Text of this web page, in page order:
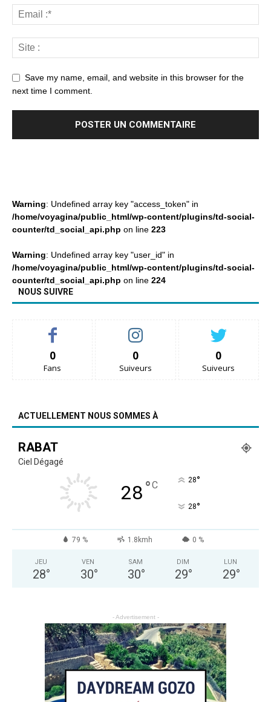
Save my name, email, and website in this browser for the
next time I comment.
Warning: Undefined array key "access_token" in
/home/voyagina/public_html/wp-content/plugins/td-social-
counter/td_social_api.php on line 223
Warning: Undefined array key "user_id" in
/home/voyagina/public_html/wp-content/plugins/td-social-
counter/td_social_api.php on line 224
NOUS SUIVRE
0
Fans
0
Suiveurs
0
Suiveurs
ACTUELLEMENT NOUS SOMMES À
RABAT
Ciel Dégagé
28°C 28°
28°
79 % 1.8kmh 0 %
JEU
28°
VEN
30°
SAM
30°
DIM
29°
LUN
29°
- Advertisement -